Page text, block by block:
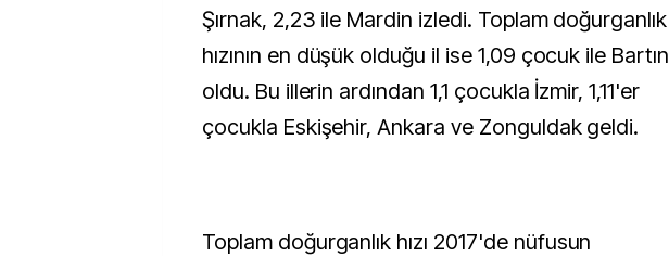
Şırnak, 2,23 ile Mardin izledi. Toplam doğurganlık
hızının en düşük olduğu il ise 1,09 çocuk ile Bartın
oldu. Bu illerin ardından 1,1 çocukla İzmir, 1,11'er
çocukla Eskişehir, Ankara ve Zonguldak geldi.
Toplam doğurganlık hızı 2017'de nüfusun